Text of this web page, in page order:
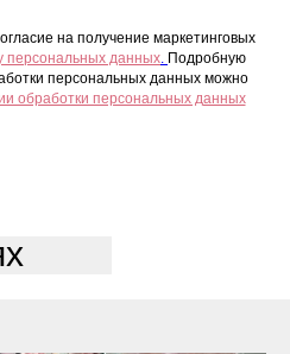
на получение маркетинговых
персональных данных. Подробную
персональных данных можно
обработки персональных данных